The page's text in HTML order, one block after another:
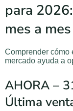
para
mes a mes
Comprender cómo
mercado ayuda a
AHORA –
Última